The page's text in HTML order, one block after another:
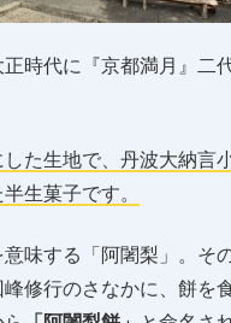
正時代に『京都満月』二
た生地で、丹波大納言
生菓子です。
味する「阿闍梨」。そ
修行のさなかに、餅を